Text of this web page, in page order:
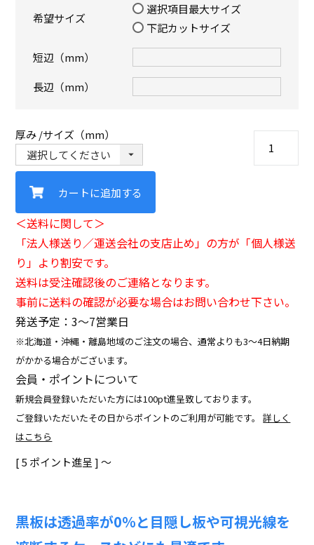
希望サイズ
選択項目最大サイズ
下記カットサイズ
短辺（mm）
長辺（mm）
厚み サイズ（mm）
カートに追加する
＜送料に関して＞
「法人様送り／運送会社の支店止め」の方が「個人様送
り」より割安です。
送料は受注確認後のご連絡となります。
事前に送料の確認が必要な場合はお問い合わせ下さい。
発送予定：3〜7営業日
※北海道・沖縄・離島地域のご注文の場合、通常よりも3～4日納期
がかかる場合がございます。
会員・ポイントについて
新規会員登録いただいた方には100pt進呈致しております。
ご登録いただいたその日からポイントのご利用が可能です。詳しく
はこちら
[ 5 ポイント進呈 ] 〜
黒板は透過率が0％と目隠し板や可視光線を